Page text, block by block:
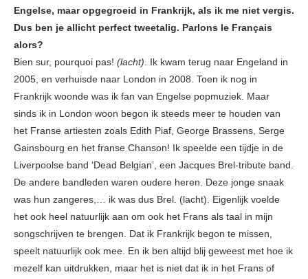
Engelse, maar opgegroeid in Frankrijk, als ik me niet vergis.
Dus ben je allicht perfect tweetalig. Parlons le Français
alors?
Bien sur, pourquoi pas! (lacht). Ik kwam terug naar Engeland in
2005, en verhuisde naar London in 2008. Toen ik nog in
Frankrijk woonde was ik fan van Engelse popmuziek. Maar
sinds ik in London woon begon ik steeds meer te houden van
het Franse artiesten zoals Edith Piaf, George Brassens, Serge
Gainsbourg en het franse Chanson! Ik speelde een tijdje in de
Liverpoolse band ‘Dead Belgian’, een Jacques Brel-tribute band.
De andere bandleden waren oudere heren. Deze jonge snaak
was hun zangeres,… ik was dus Brel. (lacht). Eigenlijk voelde
het ook heel natuurlijk aan om ook het Frans als taal in mijn
songschrijven te brengen. Dat ik Frankrijk begon te missen,
speelt natuurlijk ook mee. En ik ben altijd blij geweest met hoe ik
mezelf kan uitdrukken, maar het is niet dat ik in het Frans of